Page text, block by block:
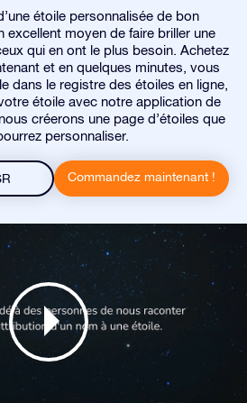
étoile personnalisée de bon
excellent moyen de faire briller une
qui en ont le plus besoin. Achetez
et en quelques minutes, vous
dans le registre des étoiles en ligne,
étoile avec notre application de
créerons une page d’étoiles que
personnaliser.
Commandez maintenant !